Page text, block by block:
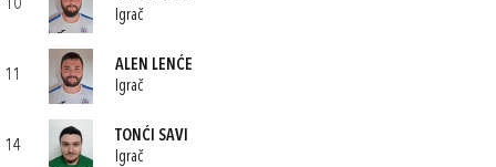
10
Igrač
11
ALEN LENĆE
Igrač
14
TONĆI SAVI
Igrač